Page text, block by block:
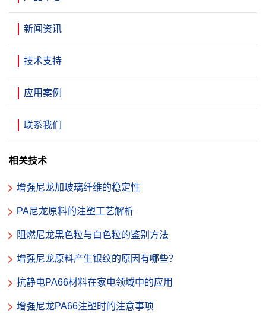
新闻资讯
技术支持
应用案例
联系我们
相关技术
增强尼龙加玻璃纤维的稳定性
PA尼龙原料的注塑工艺解析
阻燃尼龙黑色粒与白色粒的鉴别方法
增强尼龙原料产生银纹的原因有哪些？
抗静电PA66材料在家电领域中的应用
增强尼龙PA66注塑时的注意事项